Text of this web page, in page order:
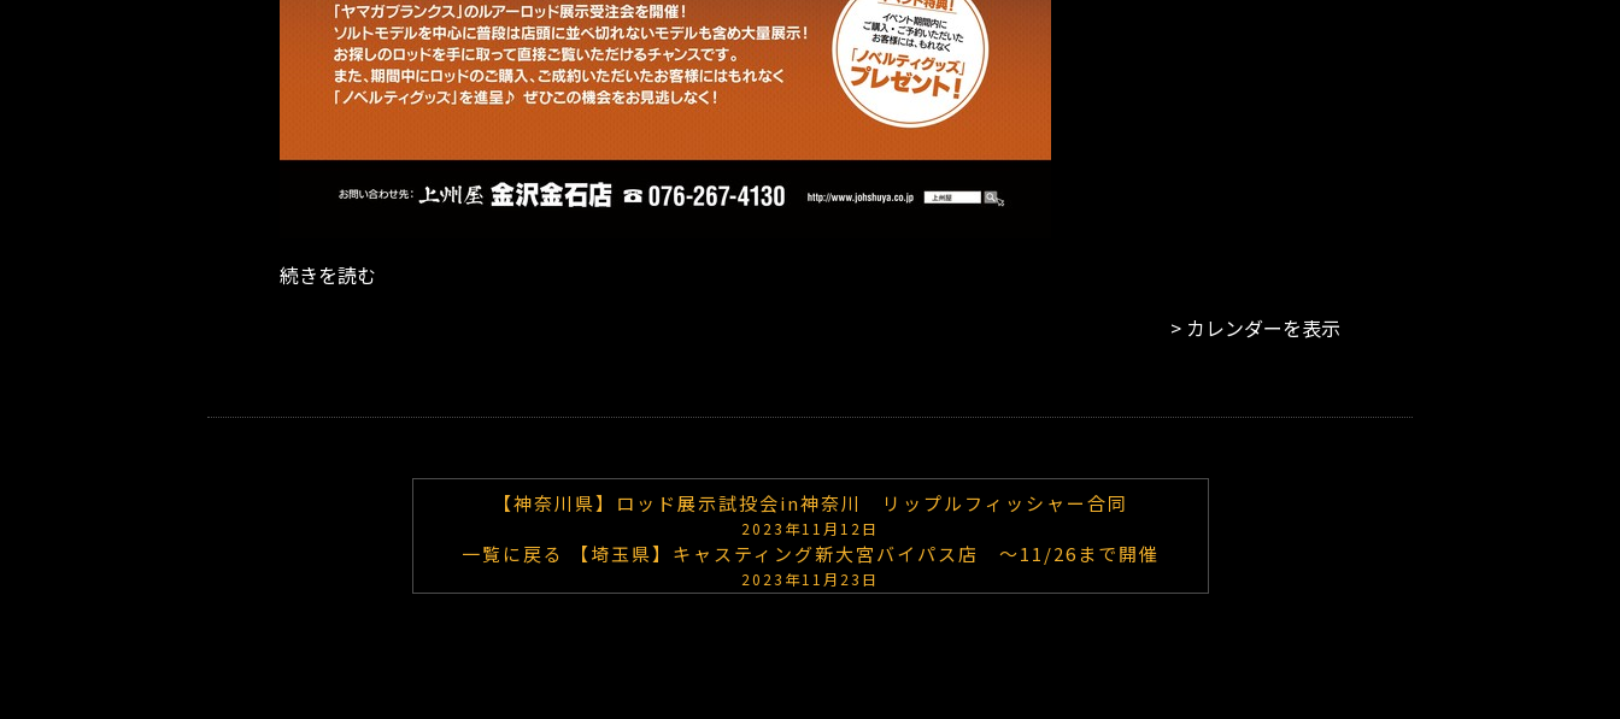
続きを読む
カレンダーを表示
【神奈川県】ロッド展示試投会in神奈川 リップルフィッシャー合同
2023年11月12日
一覧に戻る 【埼玉県】キャスティング新大宮バイパス店 ～11/26まで開催
2023年11月23日